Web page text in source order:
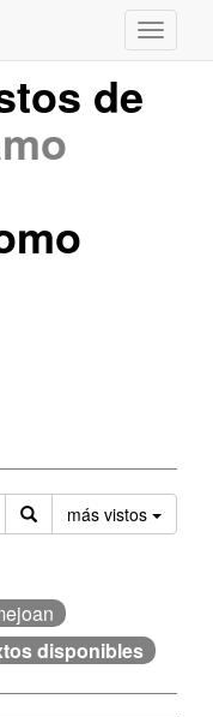
de
más vistos
disponibles